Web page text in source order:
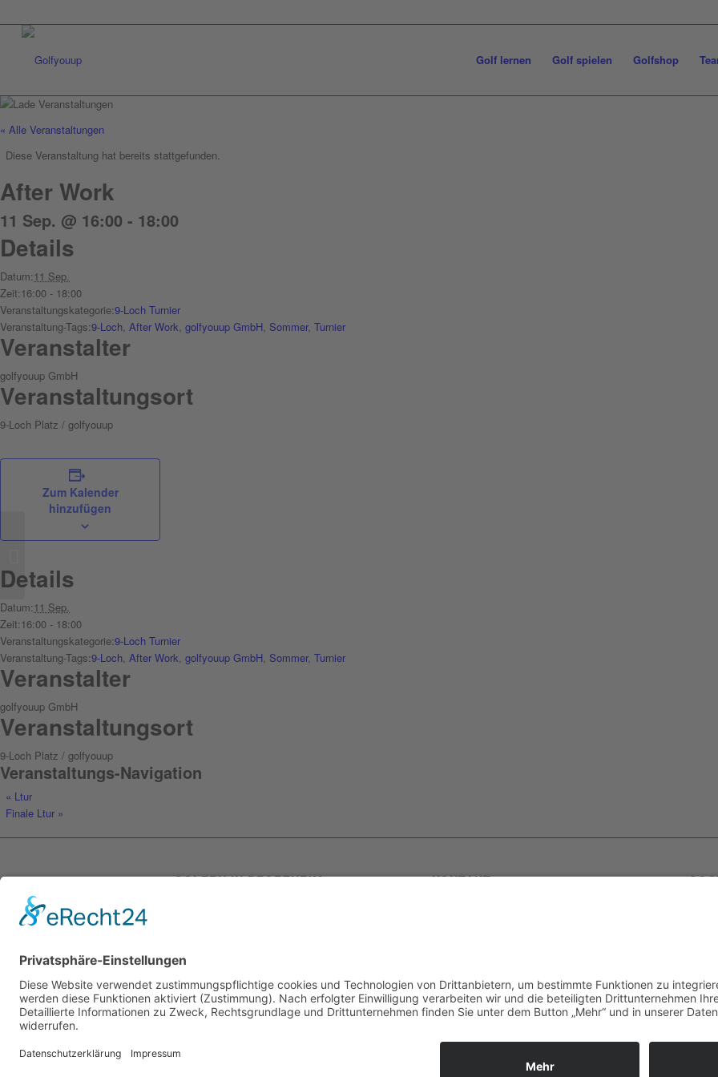
Golf lernen Golf spielen Golfshop
« Alle Veranstaltungen
Diese Veranstaltung hat bereits stattgefunden.
After Work
11 Sep. @ 16:00 - 18:00
Details
Datum:11 Sep.
Zeit:16:00 - 18:00
Veranstaltungskategorie:9-Loch Turnier
Veranstaltung-Tags:9-Loch, After Work, golfyouup GmbH, Sommer, Turnier
Veranstalter
golfyouup GmbH
Veranstaltungsort
9-Loch Platz / golfyouup
Zum Kalender
hinzufügen
Details
Datum:11 Sep.
Zeit:16:00 - 18:00
Veranstaltungskategorie:9-Loch Turnier
Veranstaltung-Tags:9-Loch, After Work, golfyouup GmbH, Sommer, Turnier
Veranstalter
golfyouup GmbH
Veranstaltungsort
9-Loch Platz / golfyouup
Veranstaltungs-Navigation
« Ltur
Finale Ltur »
GOLFEN IN PFORZHEIM
einfach selbst. Seit 2005 sind wir Ihr
Pforzheim und bieten Ihnen jedes Mal wieder
tolle Erlebnisse und den perfekten Abschlag.
KONTAKT
E-Mail:info@golfyouup.de